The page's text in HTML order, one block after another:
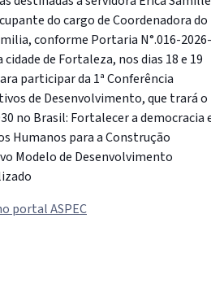
do cargo de Coordenadora do
conforme Portaria N°.016-2026-
cidade de Fortaleza, nos dias 18 e 19
participar da 1ª Conferência
de Desenvolvimento, que trará o
no Brasil: Fortalecer a democracia
Humanos para a Construção
Modelo de Desenvolvimento
portal ASPEC